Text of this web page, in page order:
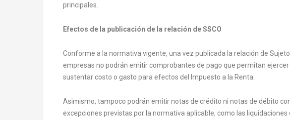
principales.
Efectos de la publicación de la relación de SSCO
Conforme a la normativa vigente, una vez publicada la relación de
empresas no podrán emitir comprobantes de pago que permitan
sustentar costo o gasto para efectos del Impuesto a la Renta.
Asimismo, tampoco podrán emitir notas de crédito ni notas de débito
excepciones previstas por la normativa aplicable, como las liquidaciones